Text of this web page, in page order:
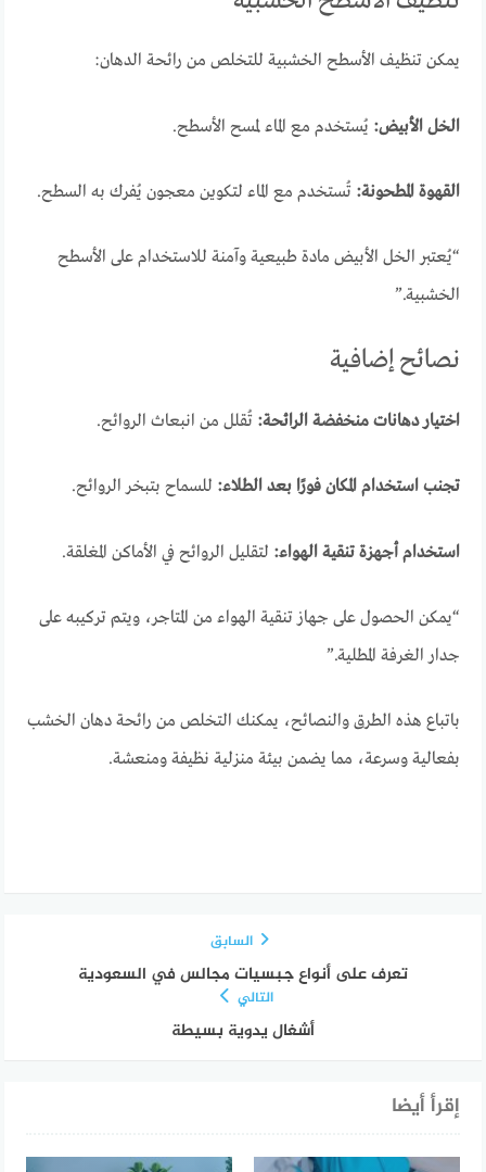
يمكن تنظيف الأسطح الخشبية للتخلص من رائحة الدهان:
الخل الأبيض: يُستخدم مع الماء لمسح الأسطح.
القهوة المطحونة: تُستخدم مع الماء لتكوين معجون يُفرك به السطح.
“يُعتبر الخل الأبيض مادة طبيعية وآمنة للاستخدام على الأسطح
الخشبية.”
نصائح إضافية
اختيار دهانات منخفضة الرائحة: تُقلل من انبعاث الروائح.
تجنب استخدام المكان فورًا بعد الطلاء: للسماح بتبخر الروائح.
استخدام أجهزة تنقية الهواء: لتقليل الروائح في الأماكن المغلقة.
“يمكن الحصول على جهاز تنقية الهواء من المتاجر، ويتم تركيبه على
جدار الغرفة المطلية.”
باتباع هذه الطرق والنصائح، يمكنك التخلص من رائحة دهان الخشب
بفعالية وسرعة، مما يضمن بيئة منزلية نظيفة ومنعشة.
السابق
تعرف على أنواع جبسيات مجالس في السعودية
التالي
أشغال يدوية بسيطة
إقرأ أيضا